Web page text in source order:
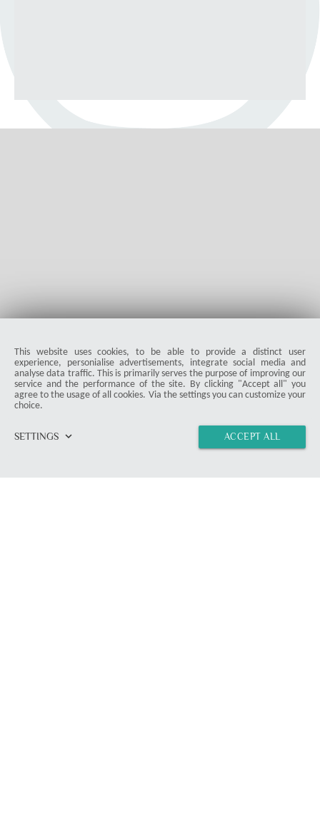
ProDuck
© 2026 ProDuck. All Rights Reserved.
This website uses cookies, to be able to provide a distinct user
experience, personialise advertisements, integrate social media and
analyse data traffic. This is primarily serves the purpose of improving our
service and the performance of the site. By clicking "Accept all" you
agree to the usage of all cookies. Via the settings you can customize your
choice.
SETTINGS keyboard_arrow_down ACCEPT ALL